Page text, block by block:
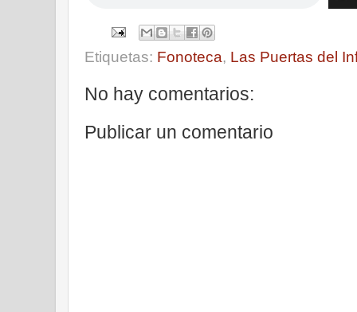
Etiquetas: Fonoteca, Las Puertas del
No hay comentarios:
Publicar un comentario